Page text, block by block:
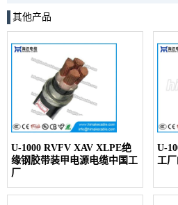
其他产品
U-1000 RVFV XAV XLPE绝
缘钢胶带装甲电源电缆中国工
厂
U-
工